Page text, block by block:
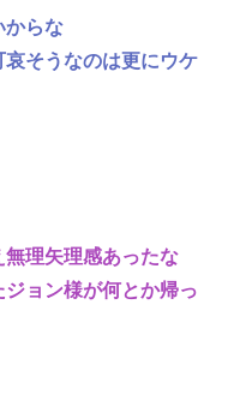
からな
そうなのは更にウケ
理矢理感あったな
ョン様が何とか帰っ